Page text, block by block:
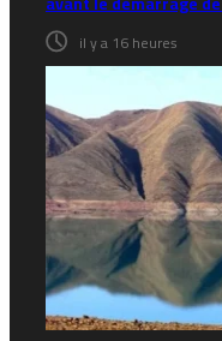
il y a 16 heures